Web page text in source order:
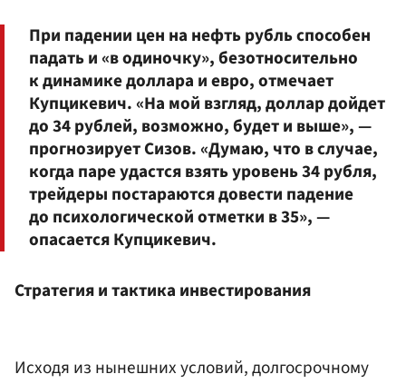
При падении цен на нефть рубль способен
падать и «в одиночку», безотносительно
к динамике доллара и евро, отмечает
Купцикевич. «На мой взгляд, доллар дойдет
до 34 рублей, возможно, будет и выше», —
прогнозирует Сизов. «Думаю, что в случае,
когда паре удастся взять уровень 34 рубля,
трейдеры постараются довести падение
до психологической отметки в 35», —
опасается Купцикевич.
Стратегия и тактика инвестирования
Исходя из нынешних условий, долгосрочному